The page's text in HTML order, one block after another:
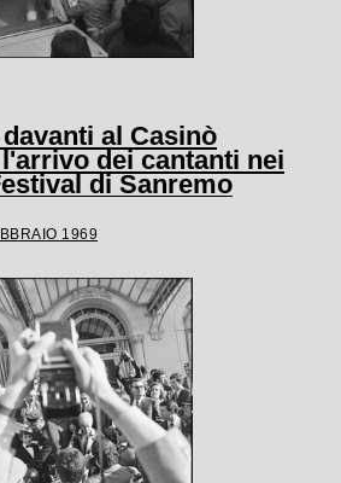
al Casinò
dei cantanti nei
di Sanremo
1969